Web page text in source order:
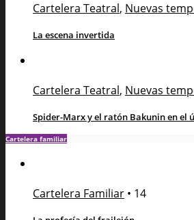
Cartelera Teatral, Nuevas
La escena invertida
Cartelera Teatral, Nuevas
Spider-Marx y el ratón Bakunin en el
Cartelera familiar
Cartelera Familiar • 14